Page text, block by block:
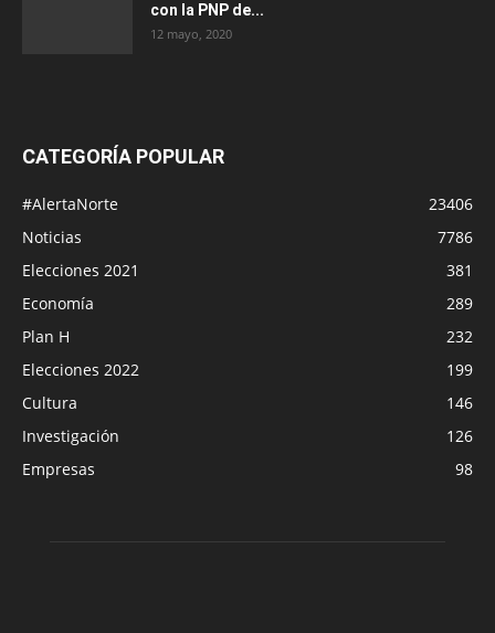
con la PNP de...
12 mayo, 2020
CATEGORÍA POPULAR
#AlertaNorte
23406
Noticias
7786
Elecciones 2021
381
Economía
289
Plan H
232
Elecciones 2022
199
Cultura
146
Investigación
126
Empresas
98